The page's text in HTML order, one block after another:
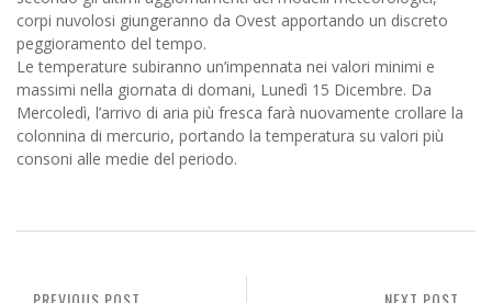
corpi nuvolosi giungeranno da Ovest apportando un discreto
peggioramento del tempo.
Le temperature subiranno un’impennata nei valori minimi e
massimi nella giornata di domani, Lunedì 15 Dicembre. Da
Mercoledì, l’arrivo di aria più fresca farà nuovamente crollare la
colonnina di mercurio, portando la temperatura su valori più
consoni alle medie del periodo.